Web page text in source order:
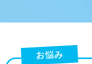
お悩み